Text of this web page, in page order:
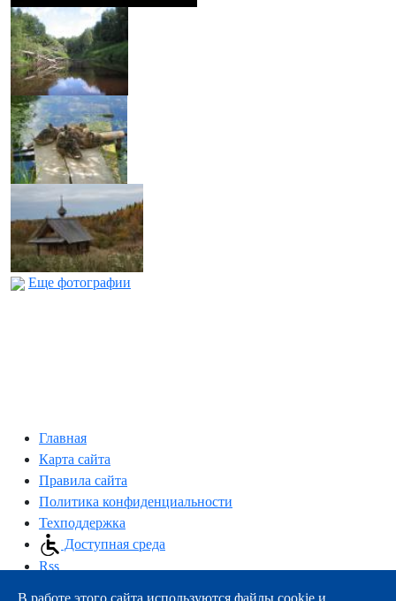
Еще фотографии
Главная
Карта сайта
Правила сайта
Политика конфиденциальности
Техподдержка
Доступная среда
Rss
В работе этого сайта используются файлы cookie и